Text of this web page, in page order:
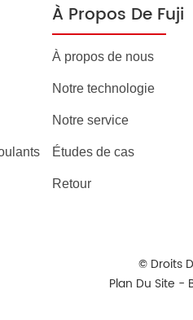
À Propos De Fuji
À propos de nous
Notre technologie
Notre service
Études de cas
Retour
© Droits
Plan Du Site -